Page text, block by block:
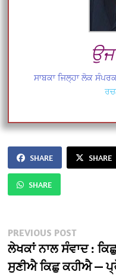
ਸਾਬਕਾ ਜਿਲ੍ਹਾ ਲੋਕ
SHARE SHARE
SHARE
Post
navigation
PREVIOUS POSTPrevious
post:
ਲੇਖਕਾਂ ਨਾਲ ਸੰਵਾਦ :
ਸੁਣੀਐ ਕਿਛੁ ਕਹੀਐ —